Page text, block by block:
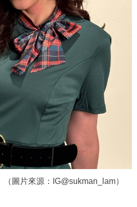
圖片來源：IG@sukman_lam）